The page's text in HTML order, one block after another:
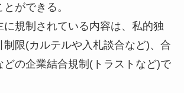
ができる。
に規制されている内容は、私的独
制限(カルテルや入札談合など)、合
どの企業結合規制(トラストなど)で